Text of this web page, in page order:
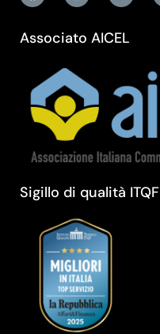
Associato AICEL
Sigillo di qualità ITQF